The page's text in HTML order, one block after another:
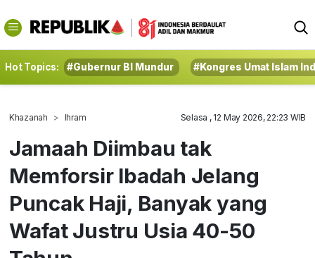
Hot Topics: #Gubernur BI Mundur #Kongres Umat Islam
Khazanah Ihram Selasa , 12 May 2026, 22:23 WIB
Jamaah Diimbau tak
Memforsir Ibadah Jelang
Puncak Haji, Banyak yang
Wafat Justru Usia 40-50